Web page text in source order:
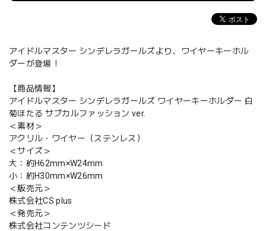
アイドルマスター シンデレラガールズより、ワイヤーキーホル
ダーが登場！
【商品情報】
アイドルマスター シンデレラガールズ ワイヤーキーホルダー 白
菊ほたる サブカルファッション ver.
＜素材＞
アクリル・ワイヤー（ステンレス）
＜サイズ＞
大：約H62mm×W24mm
小：約H30mm×W26mm
＜販売元＞
株式会社CS plus
＜発売元＞
株式会社コンテンツシード